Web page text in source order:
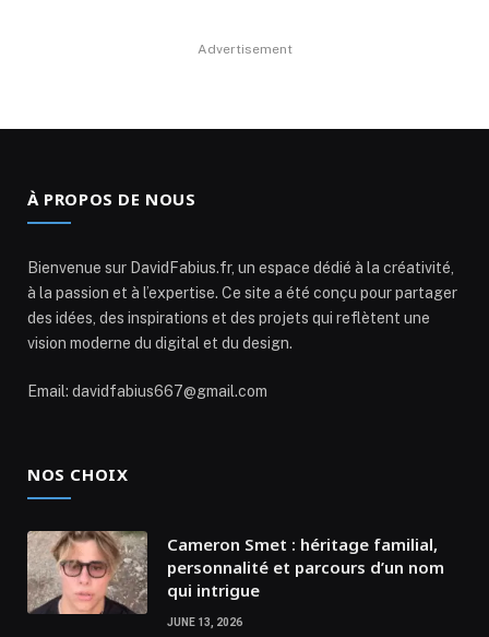
Advertisement
À PROPOS DE NOUS
Bienvenue sur DavidFabius.fr, un espace dédié à la créativité,
à la passion et à l’expertise. Ce site a été conçu pour partager
des idées, des inspirations et des projets qui reflètent une
vision moderne du digital et du design.
Email: davidfabius667@gmail.com
NOS CHOIX
Cameron Smet : héritage familial,
personnalité et parcours d’un nom
qui intrigue
JUNE 13, 2026